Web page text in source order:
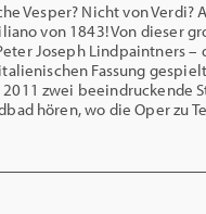
Vesper? Nicht von Verdi?
von 1843! Von dieser
Joseph Lindpaintners –
Fassung
zwei beeindruckende
hören, wo die Oper zu